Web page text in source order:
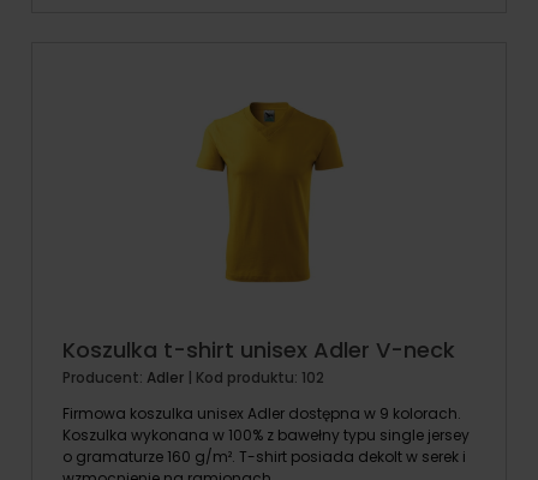
Koszulka t-shirt unisex Adler V-neck
Producent: Adler | Kod produktu: 102
Firmowa koszulka unisex Adler dostępna w 9 kolorach.
Koszulka wykonana w 100% z bawełny typu single jersey
o gramaturze 160 g/m². T-shirt posiada dekolt w serek i